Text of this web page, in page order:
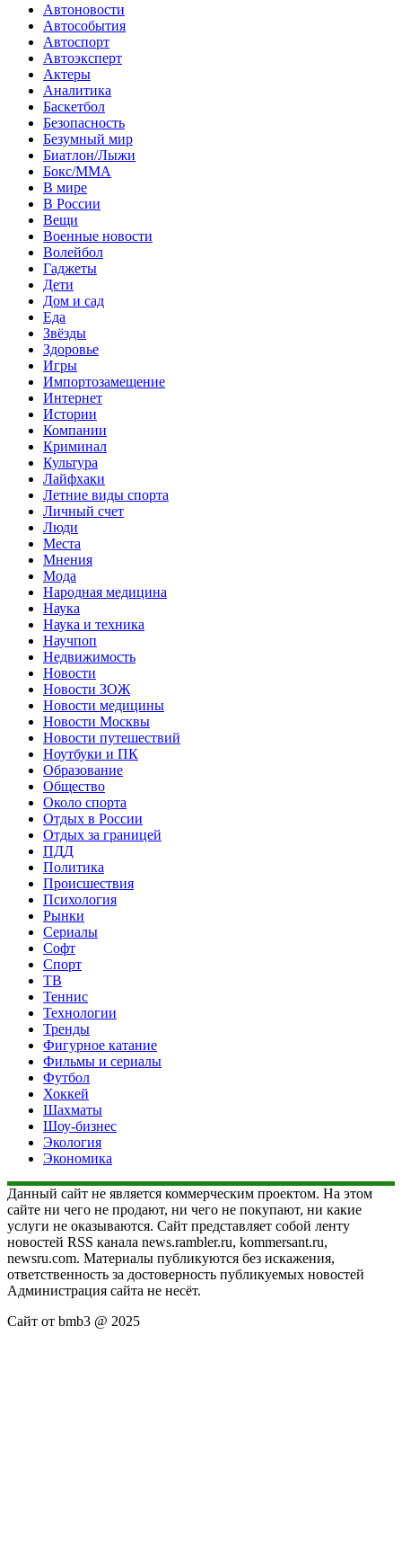
Автоновости
Автособытия
Автоспорт
Автоэксперт
Актеры
Аналитика
Баскетбол
Безопасность
Безумный мир
Биатлон/Лыжи
Бокс/MMA
В мире
В России
Вещи
Военные новости
Волейбол
Гаджеты
Дети
Дом и сад
Еда
Звёзды
Здоровье
Игры
Импортозамещение
Интернет
Истории
Компании
Криминал
Культура
Лайфхаки
Летние виды спорта
Личный счет
Люди
Места
Мнения
Мода
Народная медицина
Наука
Наука и техника
Научпоп
Недвижимость
Новости
Новости ЗОЖ
Новости медицины
Новости Москвы
Новости путешествий
Ноутбуки и ПК
Образование
Общество
Около спорта
Отдых в России
Отдых за границей
ПДД
Политика
Происшествия
Психология
Рынки
Сериалы
Софт
Спорт
ТВ
Теннис
Технологии
Тренды
Фигурное катание
Фильмы и сериалы
Футбол
Хоккей
Шахматы
Шоу-бизнес
Экология
Экономика
Данный сайт не является коммерческим проектом. На этом
сайте ни чего не продают, ни чего не покупают, ни какие
услуги не оказываются. Сайт представляет собой ленту
новостей RSS канала news.rambler.ru, kommersant.ru,
newsru.com. Материалы публикуются без искажения,
ответственность за достоверность публикуемых новостей
Администрация сайта не несёт.
Сайт от bmb3 @ 2025